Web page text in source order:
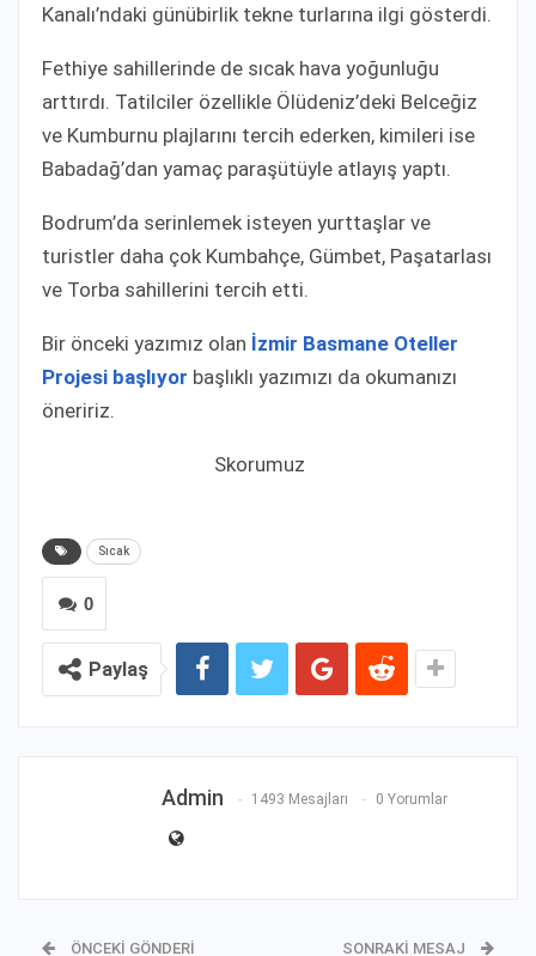
Kanalı’ndaki günübirlik tekne turlarına ilgi gösterdi.
Fethiye sahillerinde de sıcak hava yoğunluğu
arttırdı. Tatilciler özellikle Ölüdeniz’deki Belceğiz
ve Kumburnu plajlarını tercih ederken, kimileri ise
Babadağ’dan yamaç paraşütüyle atlayış yaptı.
Bodrum’da serinlemek isteyen yurttaşlar ve
turistler daha çok Kumbahçe, Gümbet, Paşatarlası
ve Torba sahillerini tercih etti.
Bir önceki yazımız olan İzmir Basmane Oteller
Projesi başlıyor başlıklı yazımızı da okumanızı
öneririz.
Skorumuz
Sıcak
0
Paylaş
Admin 1493 Mesajları 0 Yorumlar
ÖNCEKI GÖNDERI SONRAKI MESAJ